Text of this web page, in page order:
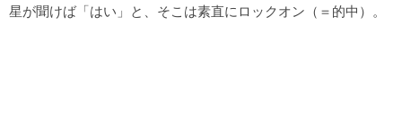
星が聞けば「はい」と、そこは素直にロックオン（＝的中）。